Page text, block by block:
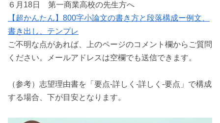
６月18日 第一商業高校の先生方へ
【超かんたん】800字小論文の書き方と段落構成ー例文、
書き出し、テンプレ
ご不明な点があれば、上のページのコメント欄からご質問
ください。メールアドレスは空欄でも送信できます。
（参考）志望理由書を「要点-詳しく-詳しく-要点」で構成
する場合、下が目安となります。